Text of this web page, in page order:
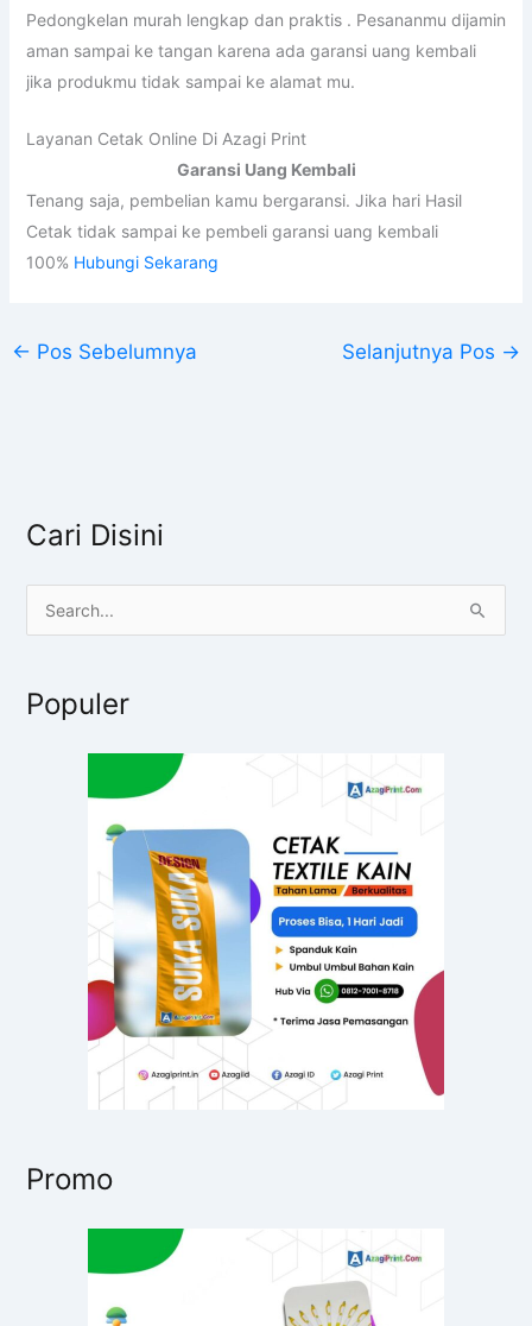
Pedongkelan murah lengkap dan praktis . Pesananmu dijamin
aman sampai ke tangan karena ada garansi uang kembali
jika produkmu tidak sampai ke alamat mu.
Layanan Cetak Online Di Azagi Print
Garansi Uang Kembali
Tenang saja, pembelian kamu bergaransi. Jika hari Hasil
Cetak tidak sampai ke pembeli garansi uang kembali
100% Hubungi Sekarang
← Pos Sebelumnya Selanjutnya Pos →
Cari Disini
Populer
Promo